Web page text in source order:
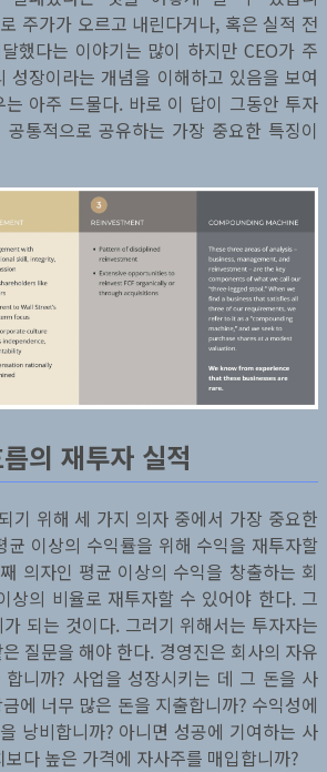
주가가 오르고 내린다거나, 혹은 실적 전
했다는 이야기는 많이 하지만 CEO가 주
성장이라는 개념을 이해하고 있음을 보여
아주 드물다. 바로 이 답이 그동안 투자
통적으로 공유하는 가장 중요한 특징이
의 재투자 실적
기 위해 세 가지 의자 중에서 가장 중요한
균 이상의 수익률을 위해 수익을 재투자할
의자인 평균 이상의 수익을 창출하는 회
상의 비율로 재투자할 수 있어야 한다. 그
되는 것이다. 그러기 위해서는 투자자는
질문을 해야 한다. 경영진은 회사의 자유
니까? 사업을 성장시키는 데 그 돈을 사
에 너무 많은 돈을 지출합니까? 수익성에
낭비합니까? 아니면 성공에 기여하는 사
다 높은 가격에 자사주를 매입합니까?